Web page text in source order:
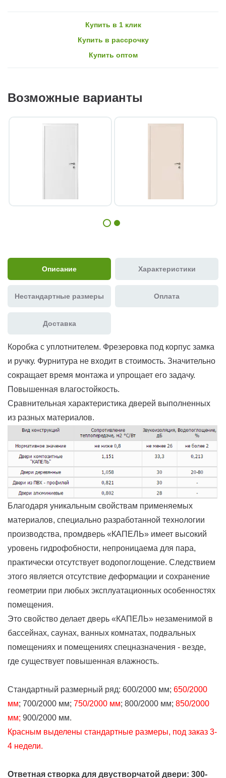
Купить в 1 клик
Купить в рассрочку
Купить оптом
Возможные варианты
Описание Характеристики
Нестандартные размеры Оплата
Доставка
Коробка с уплотнителем. Фрезеровка под корпус замка
и ручку. Фурнитура не входит в стоимость. Значительно
сокращает время монтажа и упрощает его задачу.
Повышенная влагостойкость.
Сравнительная характеристика дверей выполненных
из разных материалов.
Благодаря уникальным свойствам применяемых
материалов, специально разработанной технологии
производства, промдверь «КАПЕЛЬ» имеет высокий
уровень гидрофобности, непроницаема для пара,
практически отсутствует водопоглощение. Следствием
этого является отсутствие деформации и сохранение
геометрии при любых эксплуатационных особенностях
помещения.
Это свойство делает дверь «КАПЕЛЬ» незаменимой в
бассейнах, саунах, ванных комнатах, подвальных
помещениях и помещениях спецназначения - везде,
где существует повышенная влажность.
Стандартный размерный ряд: 600/2000 мм; 650/2000
мм; 700/2000 мм; 750/2000 мм; 800/2000 мм; 850/2000
мм; 900/2000 мм.
Красным выделены стандартные размеры, под заказ 3-
4 недели.
Ответная створка для двустворчатой двери: 300-